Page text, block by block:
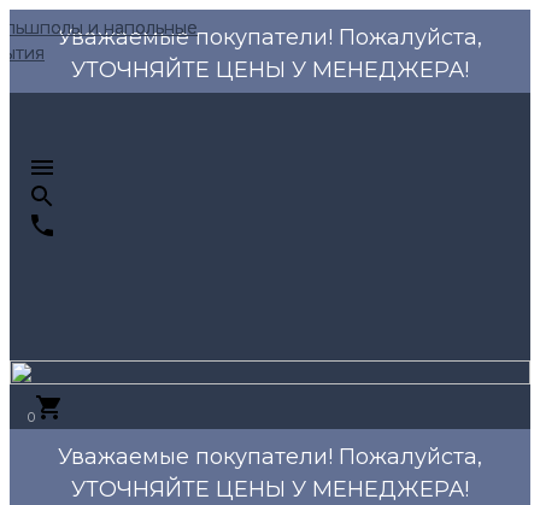
Уважаемые покупатели! Пожалуйста,
УТОЧНЯЙТЕ ЦЕНЫ У МЕНЕДЖЕРА!
0
Уважаемые покупатели! Пожалуйста,
УТОЧНЯЙТЕ ЦЕНЫ У МЕНЕДЖЕРА!